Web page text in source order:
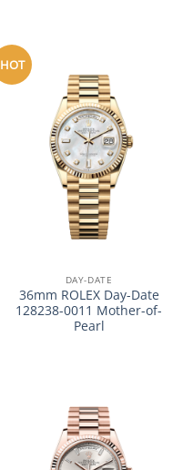
HOT
DAY-DATE
36mm ROLEX Day-Date
128238-0011 Mother-of-
Pearl